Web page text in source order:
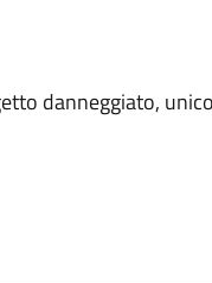
danneggiato,